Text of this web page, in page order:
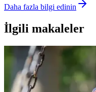
Daha fazla bilgi edinin
İlgili makaleler